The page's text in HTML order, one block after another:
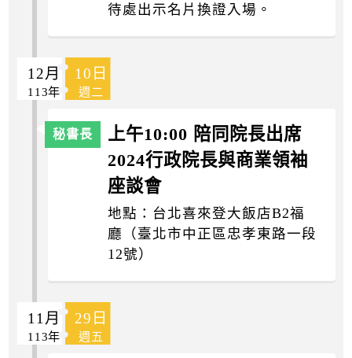
待處出示名片換證入場。
12月 10日
113年 週二
上午10:00 陪同院長出席
2024行政院長與商業領袖
座談會
地點：台北喜來登大飯店B2福
廳（臺北市中正區忠孝東路一段
12號）
11月 29日
113年 週五